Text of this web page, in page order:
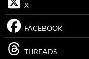
X
FACEBOOK
THREADS